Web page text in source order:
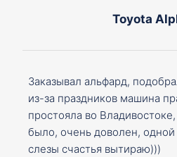
Toyota
Заказывал альфард,
из-за праздников машина
простояла во
было, очень доволен,
слезы счастья вытираю)))